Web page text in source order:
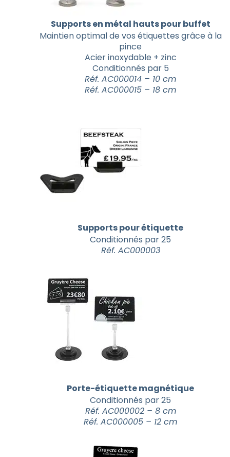
Supports en métal hauts pour buffet
Maintien optimal de vos étiquettes grâce à la
pince
Acier inoxydable + zinc
Conditionnés par 5
Réf. AC000014 – 10 cm
Réf. AC000015 – 18 cm
Supports pour étiquette
Conditionnés par 25
Réf. AC000003
Porte-étiquette magnétique
Conditionnés par 25
Réf. AC000002 – 8 cm
Réf. AC000005 – 12 cm